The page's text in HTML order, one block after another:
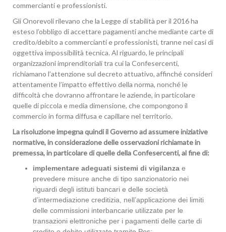
commercianti e professionisti.
Gli Onorevoli rilevano che la Legge di stabilità per il 2016 ha
esteso l’obbligo di accettare pagamenti anche mediante carte di
credito/debito a commercianti e professionisti, tranne nei casi di
oggettiva impossibilità tecnica. Al riguardo, le principali
organizzazioni imprenditoriali tra cui la Confesercenti,
richiamano l’attenzione sul decreto attuativo, affinché consideri
attentamente l’impatto effettivo della norma, nonché le
difficoltà che dovranno affrontare le aziende, in particolare
quelle di piccola e media dimensione, che compongono il
commercio in forma diffusa e capillare nel territorio.
La risoluzione impegna quindi il Governo ad assumere iniziative
normative, in considerazione delle osservazioni richiamate in
premessa, in particolare di quelle della Confesercenti, al fine di:
implementare adeguati sistemi di vigilanza e
prevedere misure anche di tipo sanzionatorio nei
riguardi degli istituti bancari e delle società
d’intermediazione creditizia, nell’applicazione dei limiti
delle commissioni interbancarie utilizzate per le
transazioni elettroniche per i pagamenti delle carte di